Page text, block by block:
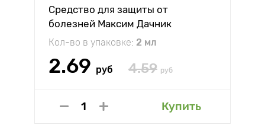
Средство для защиты от
болезней Максим Дачник
Кол-во в упаковке: 2 мл
2.69 руб 4.59 руб
Купить